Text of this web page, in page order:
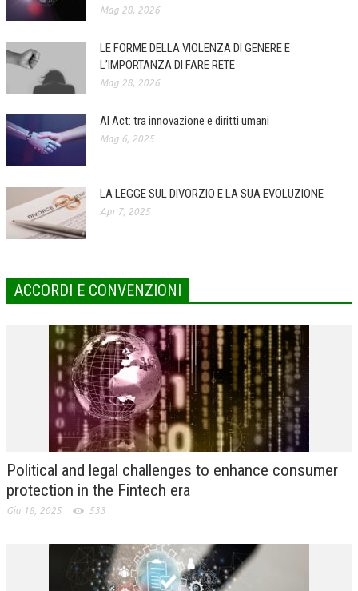
CODICE ETICO
AUTORI
COLLABORA CON NOI
CORPORATE SOCIAL RESPONSIBILITY
INTERNAZIONALIZZAZIONE
HUMAN RESOURCES
MARKETING
RISK MANAGEMENT
SVILUPPO SOSTENIBILE
PERSONA E CITTÀ
L’UMANISTA
DIRITTO PENALE D’IMPRESA
DIRITTO DEL LAVORO
DIRITTO DEL WEB
DIRITTO DELLE IMPRESE IN CRISI
Mag 28, 2026
LE FORME DELLA VIOLENZA DI GENERE E
L’IMPORTANZA DI FARE RETE
Mag 28, 2026
AI Act: tra innovazione e diritti umani
Mag 6, 2025
LA LEGGE SUL DIVORZIO E LA SUA EVOLUZIONE
Apr 7, 2025
ACCORDI E CONVENZIONI
Political and legal challenges to enhance consumer
protection in the Fintech era
Giu 18, 2025 533